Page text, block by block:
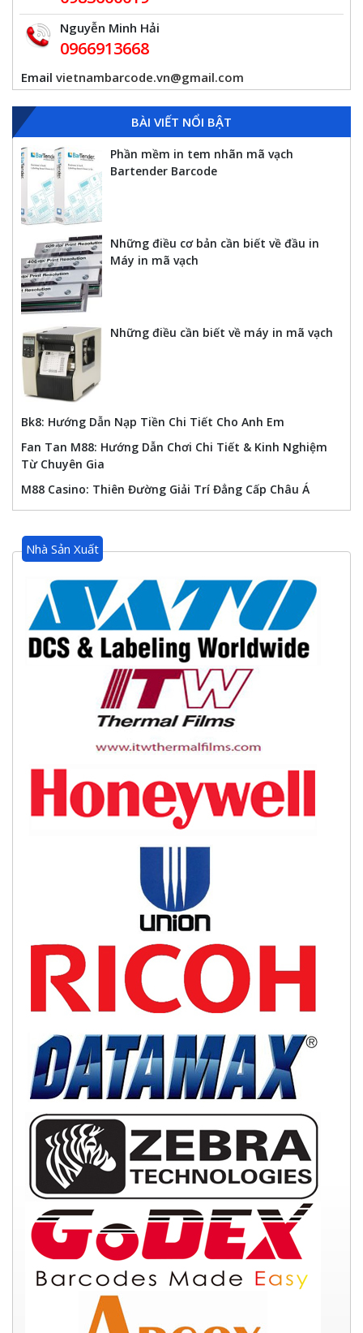
Nguyễn Minh Hải
0966913668
Email vietnambarcode.vn@gmail.com
BÀI VIẾT NỔI BẬT
Phần mềm in tem nhãn mã vạch
Bartender Barcode
Những điều cơ bản cần biết về đầu in
Máy in mã vạch
Những điều cần biết về máy in mã vạch
Bk8: Hướng Dẫn Nạp Tiền Chi Tiết Cho Anh Em
Fan Tan M88: Hướng Dẫn Chơi Chi Tiết & Kinh Nghiệm
Từ Chuyên Gia
M88 Casino: Thiên Đường Giải Trí Đẳng Cấp Châu Á
Nhà Sản Xuất